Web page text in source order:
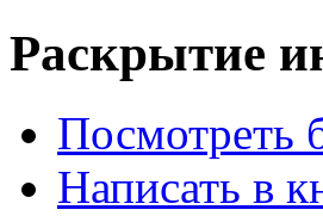
Раскрытие
Посмотреть
Написать в